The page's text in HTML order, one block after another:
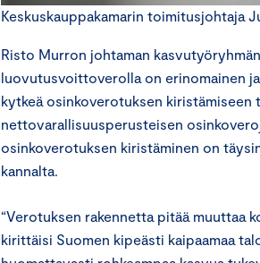
Keskuskauppakamarin toimitusjohtaja
Risto Murron johtaman
luovutusvoittoverolla on erinomainen
kytkeä osinkoverotuksen
nettovarallisuusperusteisen
osinkoverotuksen kiristäminen on
kannalta.
“Verotuksen rakennetta pitää muuttaa
kirittäisi Suomen kipeästi kaipaamaa